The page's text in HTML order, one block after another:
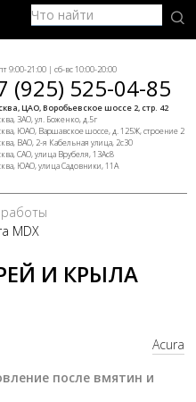
9:00-21:00 | сб-вс 10:00-20:00
(925) 525-04-85
ЦАО, Воробьевское шоссе 2, стр. 42
ЗАО, ул. Боженко, д.5г
ЮАО, Варшавское шоссе, д. 125Ж, строение 2
ВАО, 2-я Кабельная улица, 2с30
САО, улица Врубеля, 13Ас8
ЮАО, улица Садовники, 11А
MDX
И КРЫЛА
Acura
после вмятин и